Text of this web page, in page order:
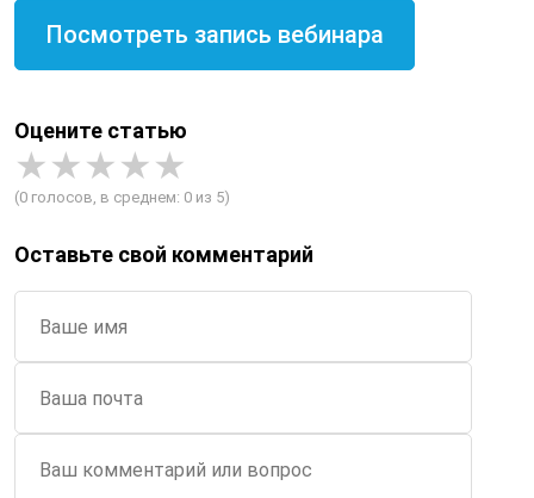
Посмотреть запись вебинара
Оставьте свой комментарий
Оцените статью
(0 голосов, в среднем: 0 из 5)